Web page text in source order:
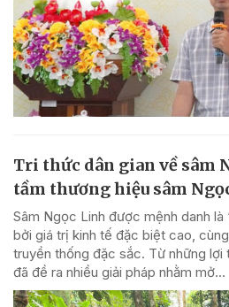
Tri thức dân gian về sâm
tầm thương hiệu sâm
Sâm Ngọc Linh được mệnh danh
bởi giá trị kinh tế đặc biệt cao,
truyền thống đặc sắc. Từ những lợi
đã đề ra nhiều giải pháp nhằm mở...